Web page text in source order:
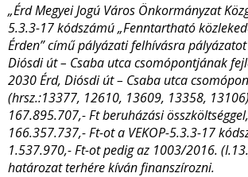
„Érd Megyei Jogú Város Önkormányzat
5.3.3-17 kódszámú „Fenntartható
Érden” című pályázati felhívásra pályázatot
Diósdi út – Csaba utca csomópontjának
2030 Érd, Diósdi út – Csaba utca
(hrsz.:13377, 12610, 13609, 13358,
167.895.707,- Ft beruházási
166.357.737,- Ft-ot a VEKOP-5.3.3-17
1.537.970,- Ft-ot pedig az 1003/2016.
határozat terhére kíván finanszírozni.